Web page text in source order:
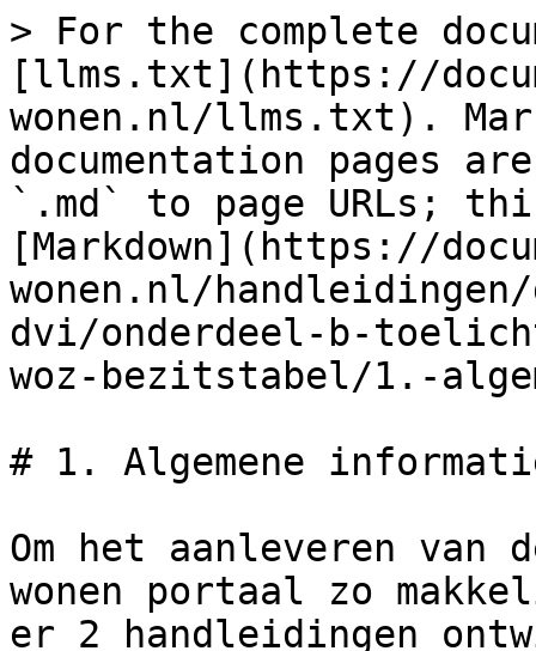
> For the complete
[llms.txt](https://
wonen.nl/llms.txt).
documentation pages
`.md` to page URLs;
[Markdown](https://
wonen.nl/
dvi/onderdeel-b-
woz-bezitstabel/1.-
# 1. Algemene
Om het aanleveren van
wonen portaal zo
er 2 handleidingen